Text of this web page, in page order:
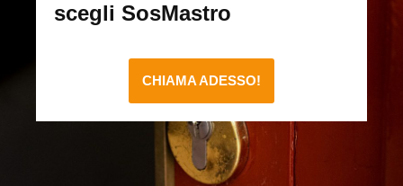
scegli SosMastro
CHIAMA ADESSO!